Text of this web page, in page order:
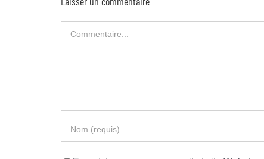
Commentaire